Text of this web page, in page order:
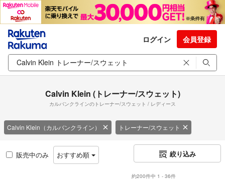
ログイン 会員登録
Calvin Klein (トレーナー/スウェット)
カルバンクラインのトレーナー/スウェット / レディース
Calvin Klein（カルバンクライン） トレーナー/スウェット
販売中のみ おすすめ順 絞り込み
約200件中 1 - 36件